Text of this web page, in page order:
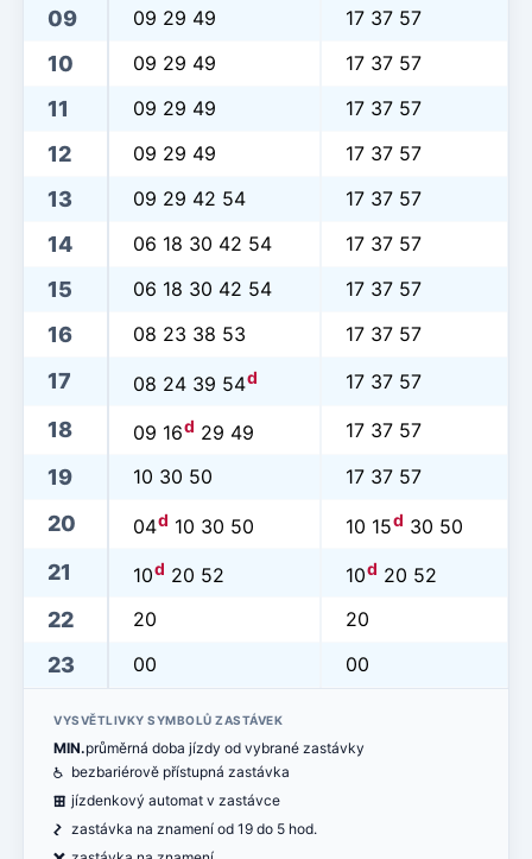
09 09 29 49 17 37 57
10 09 29 49 17 37 57
11 09 29 49 17 37 57
12 09 29 49 17 37 57
13 09 29 42 54 17 37 57
14 06 18 30 42 54 17 37 57
15 06 18 30 42 54 17 37 57
16 08 23 38 53 17 37 57
17 08 24 39 54d 17 37 57
18 09 16d 29 49 17 37 57
19 10 30 50 17 37 57
20 04d 10 30 50 10 15d 30 50
21 10d 20 52 10d 20 52
22 20 20
23 00 00
VYSVĚTLIVKY SYMBOLŮ ZASTÁVEK
MIN.průměrná doba jízdy od vybrané zastávky
@ bezbariérově přístupná zastávka
æ jízdenkový automat v zastávce
ó zastávka na znamení od 19 do 5 hod.